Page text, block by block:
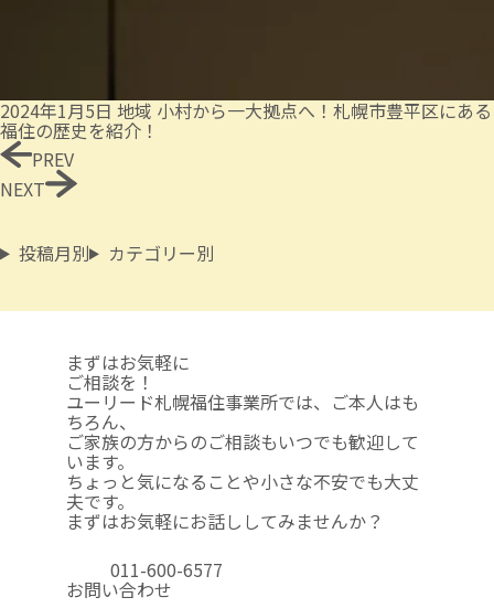
2024年1月5日 地域 小村から一大拠点へ！札幌市豊平区にある
福住の歴史を紹介！
PREV
NEXT
投稿月別 カテゴリー別
まずはお気軽に
ご相談を！
ユーリード札幌福住事業所では、ご本人はも
ちろん、
ご家族の方からのご相談もいつでも歓迎して
います。
ちょっと気になることや小さな不安でも大丈
夫です。
まずはお気軽にお話ししてみませんか？
011-600-6577
お問い合わせ